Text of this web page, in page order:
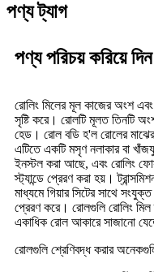
পণ্য ট্যাগ
পণ্য পরিচয় করিয়ে দিন
রোলিং মিলের মূল কাজের অংশ এবং
সৃষ্টি করে। রোলটি মূলত তিনটি
হেড। রোল বডি হ'ল রোলের
এটিতে একটি মসৃণ নলাকার বা
ইনস্টল করা আছে, এবং রোলিং
স্ট্যান্ডে প্রেরণ করা হয়।
মাধ্যমে গিয়ার সিটের সাথে
প্রেরণ করে। রোলগুলি রোলিং মিল
একাধিক রোল আকারে সাজানো
রোলগুলি শ্রেণিবদ্ধ করার